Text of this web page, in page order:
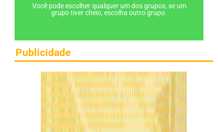
Você pode escolher qualquer um dos grupos, se um
grupo tiver cheio, escolha outro grupo.
Publicidade